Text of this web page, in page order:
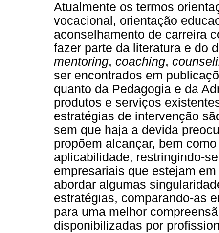
Atualmente os termos
vocacional, orientação
aconselhamento de carreira
fazer parte da literatura e do
mentoring, coaching,
ser encontrados em
quanto da Pedagogia e da
produtos e serviços
estratégias de intervenção
sem que haja a devida
propõem alcançar, bem
aplicabilidade, restringindo-
empresariais que estejam
abordar algumas
estratégias, comparando-as
para uma melhor
disponibilizadas por